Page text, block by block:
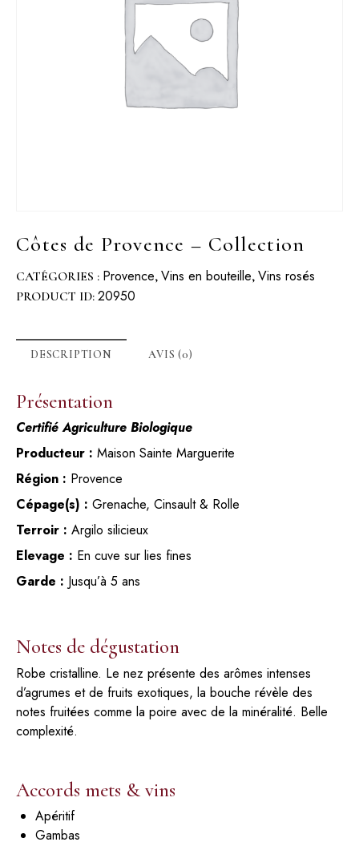
Côtes de Provence – Collection
CATÉGORIES : Provence, Vins en bouteille, Vins rosés
PRODUCT ID: 20950
DESCRIPTION AVIS (0)
Présentation
Certifié Agriculture Biologique
Producteur : Maison Sainte Marguerite
Région : Provence
Cépage(s) : Grenache, Cinsault & Rolle
Terroir : Argilo silicieux
Elevage : En cuve sur lies fines
Garde : Jusqu’à 5 ans
Notes de dégustation
Robe cristalline. Le nez présente des arômes intenses
d’agrumes et de fruits exotiques, la bouche révèle des
notes fruitées comme la poire avec de la minéralité. Belle
complexité.
Accords mets & vins
Apéritif
Gambas